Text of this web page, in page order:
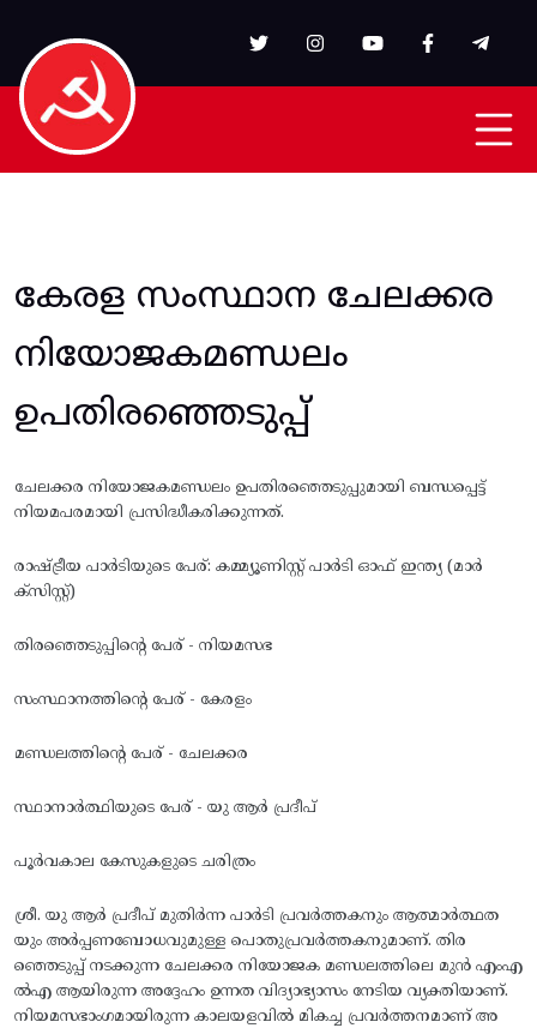
കേരള സംസ്ഥാന ചേലക്കര
നിയോജകമണ്ഡലം
ഉപതിരഞ്ഞെടുപ്പ്
ചേലക്കര നിയോജകമണ്ഡലം ഉപതിരഞ്ഞെടുപ്പുമായി ബന്ധപ്പെട്ട്
നിയമപരമായി പ്രസിദ്ധീകരിക്കുന്നത്.
രാഷ്ട്രീയ പാർടിയുടെ പേര്: കമ്മ്യൂണിസ്റ്റ് പാർടി ഓഫ് ഇന്ത്യ (മാർ
ക്സിസ്റ്റ്)
തിരഞ്ഞെടുപ്പിന്റെ പേര് - നിയമസഭ
സംസ്ഥാനത്തിന്റെ പേര് - കേരളം
മണ്ഡലത്തിന്റെ പേര് - ചേലക്കര
സ്ഥാനാർത്ഥിയുടെ പേര് - യു ആർ പ്രദീപ്
പൂർവകാല കേസുകളുടെ ചരിത്രം
ശ്രീ. യു ആർ പ്രദീപ് മുതിർന്ന പാർടി പ്രവർത്തകനും ആത്മാർത്ഥത
യും അർപ്പണബോധവുമുള്ള പൊതുപ്രവർത്തകനുമാണ്. തിര
ഞ്ഞെടുപ്പ് നടക്കുന്ന ചേലക്കര നിയോജക മണ്ഡലത്തിലെ മുൻ എംഎ
ൽഎ ആയിരുന്ന അദ്ദേഹം ഉന്നത വിദ്യാഭ്യാസം നേടിയ വ്യക്തിയാണ്.
നിയമസഭാംഗമായിരുന്ന കാലയളവിൽ മികച്ച പ്രവർത്തനമാണ് അ